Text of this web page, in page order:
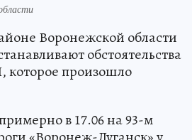
Воронежской области
обстоятельства
которое произошло
в 17.06 на 93-м